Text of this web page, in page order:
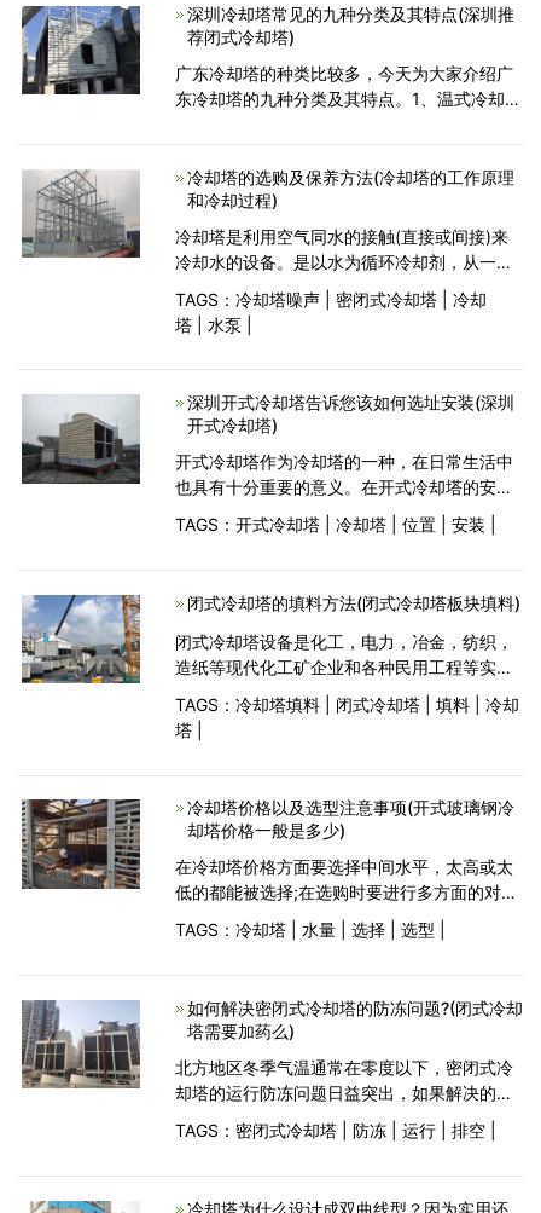
撞击水面之
深圳冷却塔常见的九种分类及其特点(深圳推
荐闭式冷却塔)
广东冷却塔的种类比较多，今天为大家介绍广
东冷却塔的九种分类及其特点。1、温式冷却塔
冷却塔。2、抽风式机械通风冷却塔风机设置在
冷却塔进
冷却塔的选购及保养方法(冷却塔的工作原理
和冷却过程)
冷却塔是利用空气同水的接触(直接或间接)来
冷却水的设备。是以水为循环冷却剂，从一个
系统中吸收热量并排放至大气中，从而降低塔
内温度，制造冷却水可循环使用的设备。下
面，小编就为大家介绍
TAGS： 冷却塔噪声| 密闭式冷却塔| 冷却
塔| 水泵
深圳开式冷却塔告诉您该如何选址安装(深圳
开式冷却塔)
开式冷却塔作为冷却塔的一种，在日常生活中
也具有十分重要的意义。在开式冷却塔的安装
调试过程中，选择开放式冷却塔的位置非常重
要。如果选择了合适的位置，开式冷却塔的功
TAGS： 开式冷却塔| 冷却塔| 位置| 安装
闭式冷却塔的填料方法(闭式冷却塔板块填料)
闭式冷却塔设备是化工，电力，冶金，纺织，
造纸等现代化工矿企业和各种民用工程等实现
设备冷却、或者空调制冷中实行循环用水冷却
的理想节水型设备，主要应用于空调冷却系
统、冷冻系列、注塑、制
TAGS： 冷却塔填料| 闭式冷却塔| 填料| 冷却
塔|
冷却塔价格以及选型注意事项(开式玻璃钢冷
却塔价格一般是多少)
在冷却塔价格方面要选择中间水平，太高或太
低的都能被选择;在选购时要进行多方面的对比
和参考，综合考虑看看是不是自己所需要的，
还有就是在选择冷却塔的时候要主要的几点问
TAGS： 冷却塔| 水量| 选择| 选型
如何解决密闭式冷却塔的防冻问题?(闭式冷却
塔需要加药么)
北方地区冬季气温通常在零度以下，密闭式冷
却塔的运行防冻问题日益突出，如果解决的不
好，可能冻坏换热管或冷却塔其他部件。根据
不同的工艺特点，密闭式冷却塔有的冬季全天
TAGS： 密闭式冷却塔| 防冻| 运行| 排空|
冷却塔为什么设计成双曲线型？因为实用还